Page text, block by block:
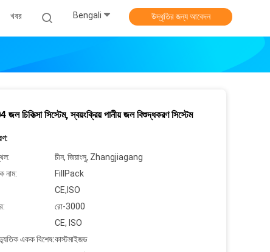
খবর Bengali উদ্ধৃতির জন্য আবেদন
চিকিত্সা সিস্টেম, স্বয়ংক্রিয় পানীয় জল বিশুদ্ধকরণ সিস্টেম
চীন, জিয়াংসু, Zhangjiagang
নাম:
FillPack
CE,ISO
রো-3000
CE, ISO
একক বিশেষ:কাস্টমাইজড